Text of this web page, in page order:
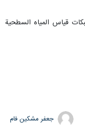
قياس المياه السطحية
جعفر مشکین فام